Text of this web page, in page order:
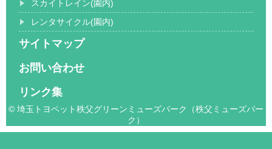
スカイトレイン(園内)
レンタサイクル(園内)
サイトマップ
お問い合わせ
リンク集
© 埼玉トヨペット秩父グリーンミューズパーク（秩父ミューズパー
ク）